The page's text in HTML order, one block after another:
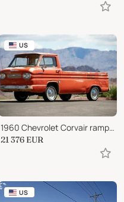
US
1960 Chevrolet Corvair ramp side truck
21 376 EUR
US